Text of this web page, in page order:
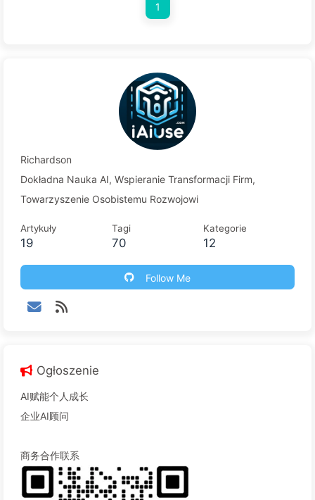
decyzji— Powoli ucz się AI 136
1
Richardson
Dokładna Nauka AI, Wspieranie Transformacji Firm,
Towarzyszenie Osobistemu Rozwojowi
Artykuły
19
Tagi
70
Kategorie
12
Follow Me
Ogłoszenie
AI赋能个人成长
企业AI顾问
商务合作联系